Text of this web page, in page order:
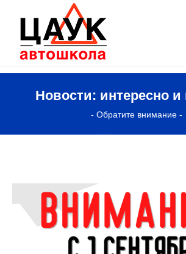
Новости: интересно и
- Обратите внимание -